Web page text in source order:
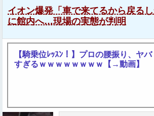
イオン爆発「車で来てるから戻る
に館内へ…現場の実態が判明
【騎乗位ﾚｯｽﾝ！】プロの腰振り、ヤバ
すぎるｗｗｗｗｗｗｗｗ【→動画】